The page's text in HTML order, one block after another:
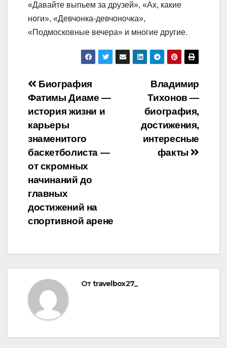
«Давайте выпьем за друзей», «Ах, какие
ноги», «Девчонка-девчоночка»,
«Подмосковные вечера» и многие другие.
Навигация
по
записям
Владимир
Тихонов —
биография,
достижения,
интересные
факты
Биография
Фатимы Диаме —
история жизни и
карьеры
знаменитого
баскетболиста —
от скромных
начинаний до
главных
достижений на
спортивной арене
Отtravelbox27_